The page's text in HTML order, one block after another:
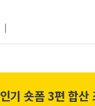
|
인기 숏폼 3편 합산